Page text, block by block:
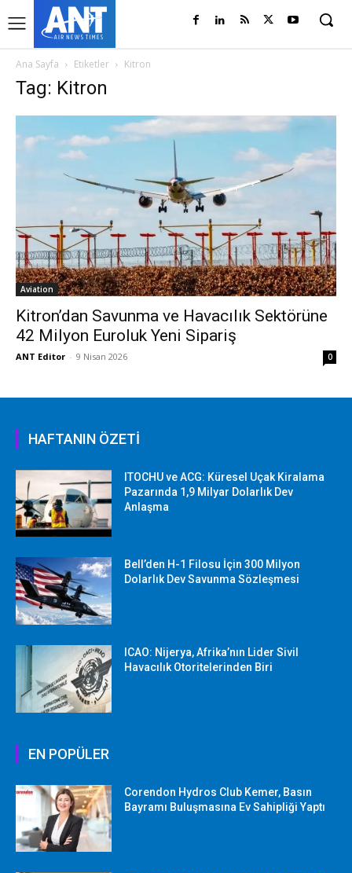
Ana Sayfa Etiketler Kitron
Tag: Kitron
Aviation
Kitron’dan Savunma ve Havacılık Sektörüne
42 Milyon Euroluk Yeni Sipariş
ANT Editor - 9 Nisan 2026 0
HAFTANIN ÖZETİ
ITOCHU ve ACG: Küresel Uçak Kiralama
Pazarında 1,9 Milyar Dolarlık Dev
Anlaşma
Bell’den H-1 Filosu İçin 300 Milyon
Dolarlık Dev Savunma Sözleşmesi
ICAO: Nijerya, Afrika’nın Lider Sivil
Havacılık Otoritelerinden Biri
EN POPÜLER
Corendon Hydros Club Kemer, Basın
Bayramı Buluşmasına Ev Sahipliği Yaptı